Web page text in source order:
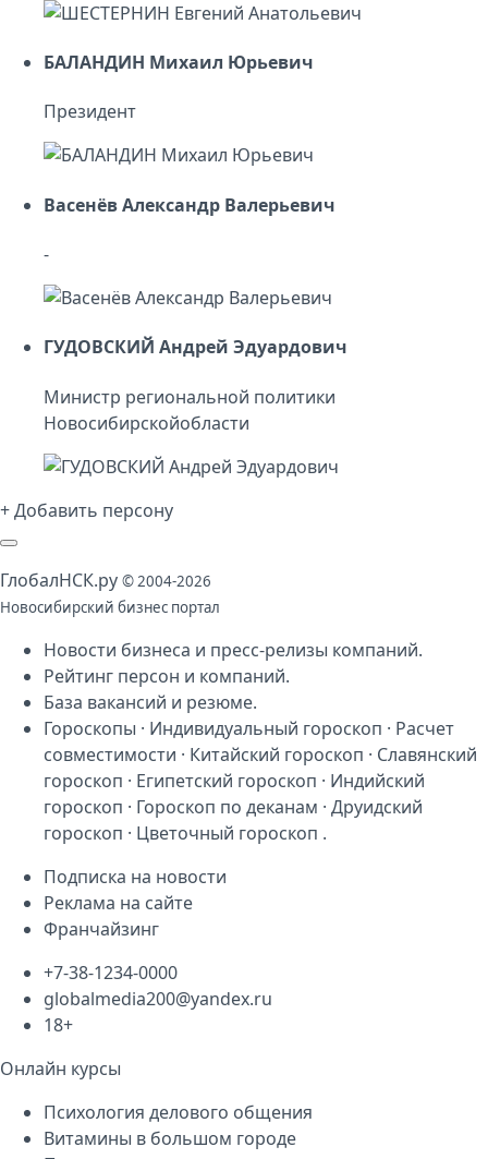
БАЛАНДИН Михаил Юрьевич
Президент
Васенёв Александр Валерьевич
-
ГУДОВСКИЙ Андрей Эдуардович
Министр региональной политики
Новосибирскойобласти
+ Добавить персону
ГлобалНСК.py © 2004-2026
Новосибирский бизнес портал
Новости бизнеса и пресс-релизы компаний.
Рейтинг персон и компаний.
База вакансий и резюме.
Гороскопы · Индивидуальный гороскоп · Расчет
совместимости · Китайский гороскоп · Славянский
гороскоп · Египетский гороскоп · Индийский
гороскоп · Гороскоп по деканам · Друидский
гороскоп · Цветочный гороскоп .
Подписка на новости
Реклама на сайте
Франчайзинг
+7-38-1234-0000
globalmedia200@yandex.ru
18+
Онлайн курсы
Психология делового общения
Витамины в большом городе